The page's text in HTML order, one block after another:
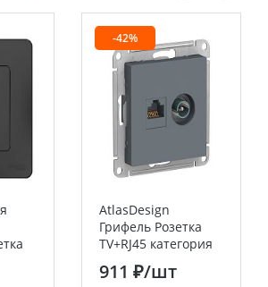
-42%
AtlasDesign
Грифель Розетка
TV+RJ45 категория
5E Systeme Electric
(Schneider Electric)
911 ₽/шт